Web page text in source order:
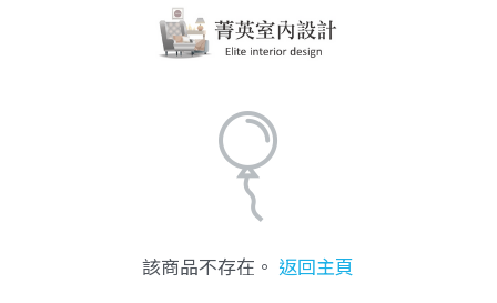
該商品不存在。 返回主頁